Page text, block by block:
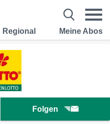
Regional Meine Abos
Folgen